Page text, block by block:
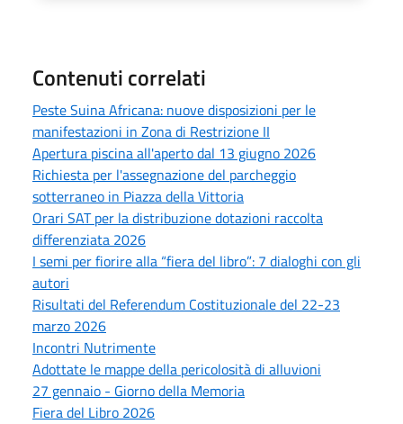
Contenuti correlati
Peste Suina Africana: nuove disposizioni per le
manifestazioni in Zona di Restrizione II
Apertura piscina all'aperto dal 13 giugno 2026
Richiesta per l'assegnazione del parcheggio
sotterraneo in Piazza della Vittoria
Orari SAT per la distribuzione dotazioni raccolta
differenziata 2026
I semi per fiorire alla “fiera del libro”: 7 dialoghi con gli
autori
Risultati del Referendum Costituzionale del 22-23
marzo 2026
Incontri Nutrimente
Adottate le mappe della pericolosità di alluvioni
27 gennaio - Giorno della Memoria
Fiera del Libro 2026